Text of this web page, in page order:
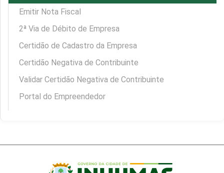
Emitir Nota Fiscal
2ª Via de Débito de Empresa
Certidão de Cadastro da Empresa
Certidão Negativa de Contribuinte
Validar Certidão Negativa de Contribuinte
Portal do Empreendedor